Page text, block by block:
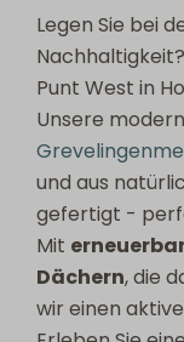
Legen Sie bei
Punt West in
Unsere
und aus
gefertigt -
Mit
Dächern, die
wir einen